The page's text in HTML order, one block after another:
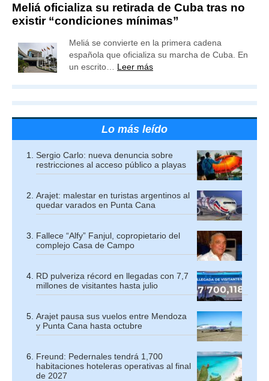
Meliá oficializa su retirada de Cuba tras no
existir “condiciones mínimas”
Meliá se convierte en la primera cadena
española que oficializa su marcha de Cuba. En
un escrito… Leer más
Lo más leído
Sergio Carlo: nueva denuncia sobre
restricciones al acceso público a playas
Arajet: malestar en turistas argentinos al
quedar varados en Punta Cana
Fallece “Alfy” Fanjul, copropietario del
complejo Casa de Campo
RD pulveriza récord en llegadas con 7,7
millones de visitantes hasta julio
Arajet pausa sus vuelos entre Mendoza
y Punta Cana hasta octubre
Freund: Pedernales tendrá 1,700
habitaciones hoteleras operativas al final
de 2027